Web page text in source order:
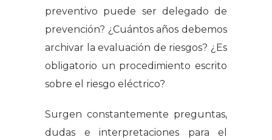
preventivo puede ser delegado de
prevención? ¿Cuántos años debemos
archivar la evaluación de riesgos? ¿Es
obligatorio un procedimiento escrito
sobre el riesgo eléctrico?
Surgen constantemente preguntas,
dudas e interpretaciones para el